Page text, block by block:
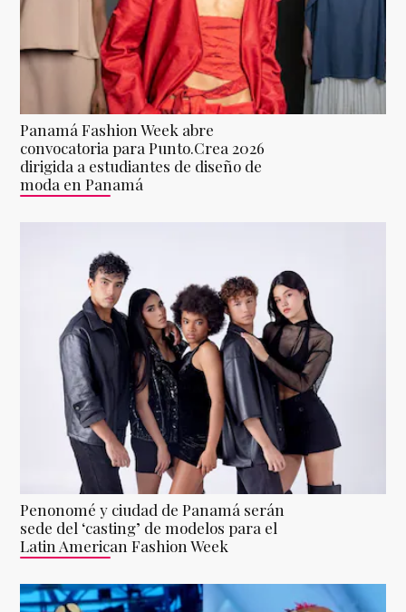
Panamá Fashion Week abre
convocatoria para Punto.Crea 2026
dirigida a estudiantes de diseño de
moda en Panamá
Penonomé y ciudad de Panamá serán
sede del ‘casting’ de modelos para el
Latin American Fashion Week